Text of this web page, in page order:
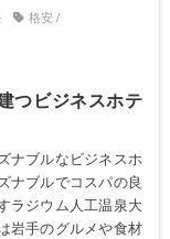
格安 /
つビジネスホテ
ナブルなビジネスホ
ナブルでコスパの良
ラジウム人工温泉大
岩手のグルメや食材